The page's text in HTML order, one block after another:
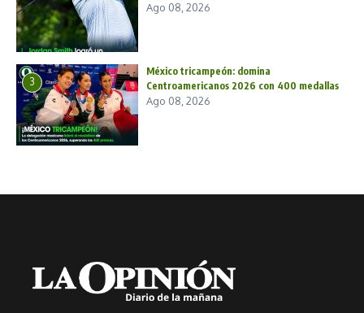
Ago 08, 2026
3
México tricampeón: domina
Centroamericanos 2026 con 400 medallas
Ago 08, 2026